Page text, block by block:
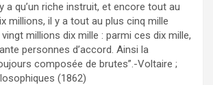
a qu’un riche instruit, et encore tout au
millions, il y a tout au plus cinq mille
millions dix mille : parmi ces dix mille,
personnes d’accord. Ainsi la
composée de brutes”.-Voltaire ;
(1862)